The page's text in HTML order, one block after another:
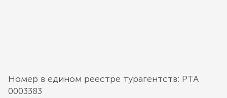
Номер в едином реестре турагентств: РТА
0003383